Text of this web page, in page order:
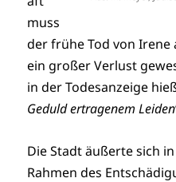
muss
der frühe Tod von Irene
ein großer Verlust
in der Todesanzeige
Geduld ertragenem Leiden
Die Stadt äußerte sich
Rahmen des